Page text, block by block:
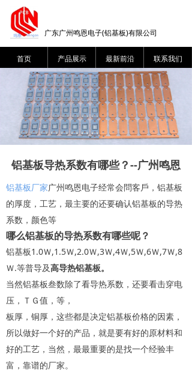
广东广州鸣恩电子(铝基板)有限公司
首页 产品展示 最新前沿 联系我们
铝基板导热系数有哪些？--广州鸣恩
铝基板厂家广州鸣恩电子经常会問客戶，铝基板
的厚度，工艺，最主要的还要确认铝基板的导热
系数，颜色等
哪么铝基板的导热系数有哪些呢？
铝基板1.0Ｗ,1.5Ｗ,2.0Ｗ,3Ｗ,4Ｗ,5Ｗ,6Ｗ,7Ｗ,8
Ｗ.等普导及高导热铝基板。
当然铝基板叁数除了看导热系数，还要看击穿电
压，ＴＧ值，等，
板厚，铜厚，这些都是决定铝基板价格的因素，
所以做好一个好的产品，就是要有好的原材料和
好的工艺，当然，最最重要的是找一个经验丰
富，靠谱的厂家。